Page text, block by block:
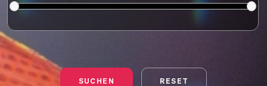
SUCHEN RESET